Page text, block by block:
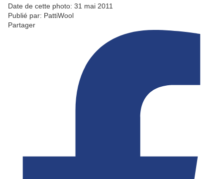
Date de cette photo: 31 mai 2011
Publié par: PattiWool
Partager